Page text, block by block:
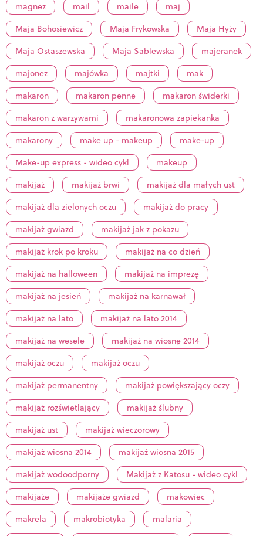
magnez
mail maile
maj
Maja Bohosiewicz
Maja Frykowska
Maja Hyży
Maja Ostaszewska
Maja Sablewska
majeranek
majonez
majówka majtki
mak
makaron
makaron penne
makaron świderki
makaron z warzywami
makaronowa zapiekanka
makarony
make up - makeup
make-up
Make-up express - wideo cykl
makeup
makijaż
makijaż brwi
makijaż dla małych ust
makijaż dla zielonych oczu
makijaż do pracy
makijaż gwiazd
makijaż jak z pokazu
makijaż krok po kroku
makijaż na co dzień
makijaż na halloween
makijaż na imprezę
makijaż na jesień
makijaż na karnawał
makijaż na lato
makijaż na lato 2014
makijaż na wesele
makijaż na wiosnę 2014
makijaż oczu
makijaż oczu
makijaż permanentny
makijaż powiększający oczy
makijaż rozświetlający
makijaż ślubny
makijaż ust
makijaż wieczorowy
makijaż wiosna 2014
makijaż wiosna 2015
makijaż wodoodporny
Makijaż z Katosu - wideo cykl
makijaże
makijaże gwiazd
makowiec
makrela
makrobiotyka
malaria